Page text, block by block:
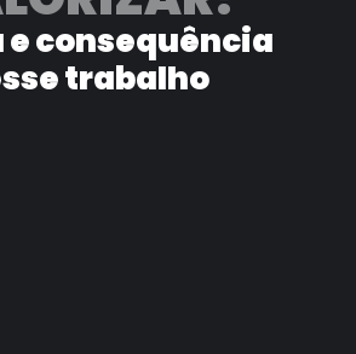
e consequência
trabalho